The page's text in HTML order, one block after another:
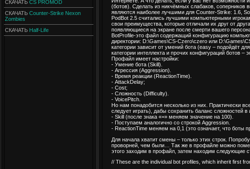
СКАЧАТЬ CS PROMOD
СКАЧАТЬ Counter-Strike Nexon
Zombies
СКАЧАТЬ Half-Life
(ботов). Сделать из никчёмных слабаков, соперников
являются наиболее лучшими для Counter-Strike: 1.6,
PodBot 2.5 считались лучшими компьютерными
свои преимущества, которые отличали их друг от
появляющиеся на экране после смерти вашего
BotProfile-это файл содержащий конфигурацию
директории: D:\Games\CS-Czero\czero или
категории зависит от умений бота (easy – подойдёт
категории интеллекта и прочих конфигураций ботов –
Профайл имеет настройки:
- Умение бота (Skill).
- Агрессия (Aggression).
- Время реакции (ReactionTime).
- AttackDelay;
- Cost;
- Сложность (Difficulty).
- VoicePitch.
Но нам понадобится несколько из них. Практически
следует играть), дабы сохранить баланс
- Skill (после знака «=» меняем значение на 100).
- Поступаем аналогично со строкой Aggression.
- ReactionTime меняем на 0,1 (это означает, что боты
Для начала хватит смены – только этих строк.
проворней, чем были… Так же в профайле можно
этого заходим в профайл, затем находим следующие
// These are the individual bot profiles, which inherit first